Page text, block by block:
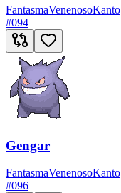
FantasmaVenenosoKanto
#094
Gengar
FantasmaVenenosoKanto
#096